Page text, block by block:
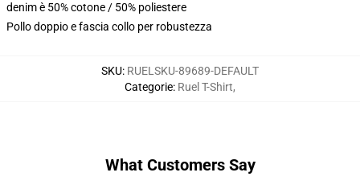
denim è 50% cotone / 50% poliestere
Pollo doppio e fascia collo per robustezza
SKU: RUELSKU-89689-DEFAULT
Categorie: Ruel T-Shirt,
What Customers Say